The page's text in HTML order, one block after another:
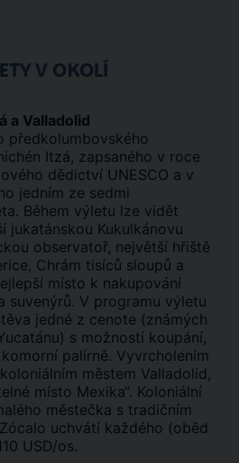
V OKOLÍ
a Valladolid
předkolumbovského
Itzá, zapsaného v roce
dědictví UNESCO a v
jedním ze sedmi
Během výletu lze vidět
jukatánskou Kukulkánovu
observatoř, největší hřiště
Chrám tisíců sloupů a
místo k nakupování
suvenýrů. V programu výletu
jedné z cenote (známých
s možností koupání,
palírně. Vyvrcholením
městem Valladolid,
místo Mexika“. Koloniální
městečka s tradičním
uchvátí každého (oběd
USD/os.